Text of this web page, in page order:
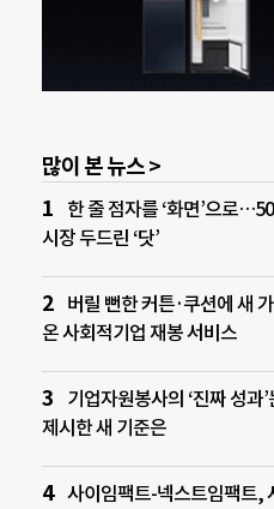
많이 본 뉴스 >
한 줄 점자를 ‘화면’으로
시장 두드린 ‘닷’
버릴 뻔한 커튼·쿠션에 새
온 사회적기업 재봉 서비스
기업자원봉사의 ‘진짜 성과
제시한 새 기준은
사이임팩트-넥스트임팩트,